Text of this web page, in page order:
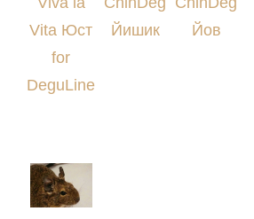
Vita Юст
for
DeguLine
Йишик
Йов